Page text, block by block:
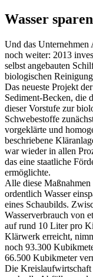
Wasser
Und das
noch weiter: 2013
selbst angebauten
biologischen
Das neueste Projekt
Sediment-Becken, die
dieser Vorstufe zur
Schwebestoffe
vorgeklärte und
beschriebene
war wieder in allen
das eine staatliche
ermöglichte.
Alle diese Maßnahmen
ordentlich Wasser
eines Schaubilds.
Wasserverbrauch von
auf rund 10 Liter pro
Klärwerk erreicht,
noch 93.300
66.500 Kubikmeter
Die Kreislaufwirtschaft